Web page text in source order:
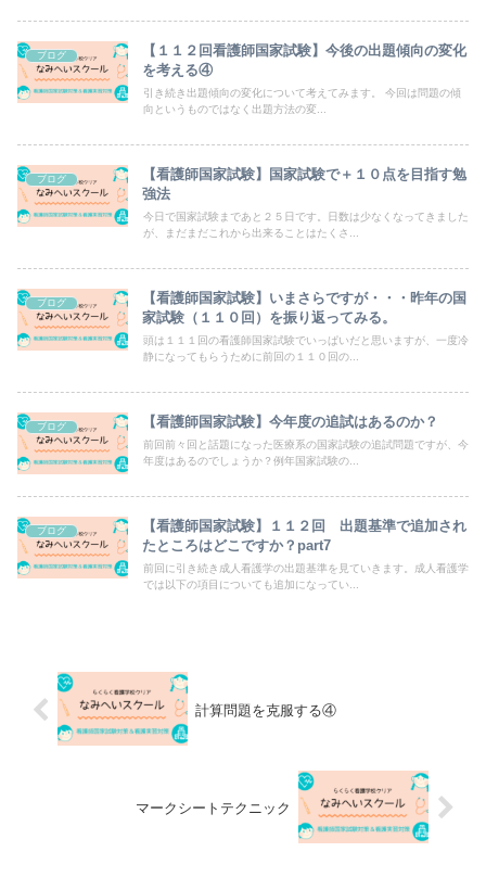
ブログ
【１１２回看護師国家試験】今後の出題傾向の変化
を考える④
引き続き出題傾向の変化について考えてみます。 今回は問題の傾
向というものではなく出題方法の変...
ブログ
【看護師国家試験】国家試験で＋１０点を目指す勉
強法
今日で国家試験まであと２５日です。日数は少なくなってきました
が、まだまだこれから出来ることはたくさ...
ブログ
【看護師国家試験】いまさらですが・・・昨年の国
家試験（１１０回）を振り返ってみる。
頭は１１１回の看護師国家試験でいっぱいだと思いますが、一度冷
静になってもらうために前回の１１０回の...
ブログ 【看護師国家試験】今年度の追試はあるのか？
前回前々回と話題になった医療系の国家試験の追試問題ですが、今
年度はあるのでしょうか？例年国家試験の...
ブログ
【看護師国家試験】１１２回 出題基準で追加され
たところはどこですか？part7
前回に引き続き成人看護学の出題基準を見ていきます。成人看護学
では以下の項目についても追加になってい...
計算問題を克服する④
マークシートテクニック